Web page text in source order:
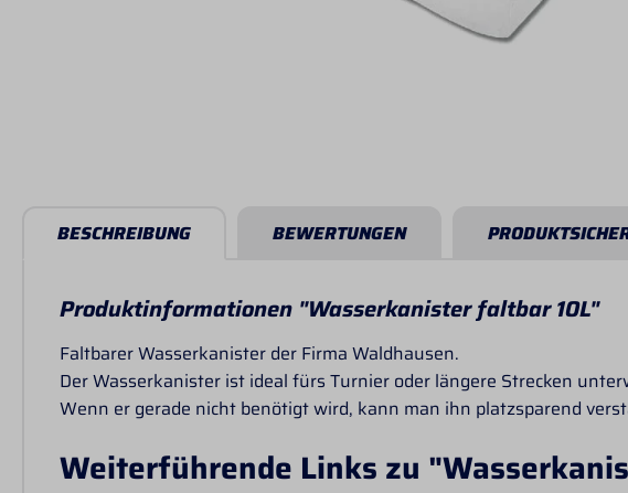
BESCHREIBUNG BEWERTUNGEN
Produktinformationen "Wasserkanister faltbar 10L"
Faltbarer Wasserkanister der Firma Waldhausen.
Der Wasserkanister ist ideal fürs Turnier oder längere Strecken
Wenn er gerade nicht benötigt wird, kann man ihn platzsparend
Weiterführende Links zu